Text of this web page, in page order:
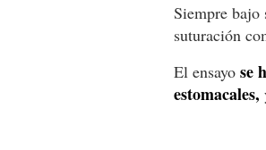
Siempre bajo
suturación
El ensayo se
estomacales,